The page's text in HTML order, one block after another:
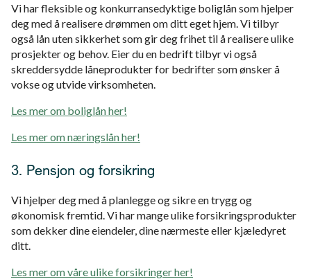
Vi har fleksible og konkurransedyktige boliglån som hjelper
deg med å realisere drømmen om ditt eget hjem. Vi tilbyr
også lån uten sikkerhet som gir deg frihet til å realisere ulike
prosjekter og behov. Eier du en bedrift tilbyr vi også
skreddersydde låneprodukter for bedrifter som ønsker å
vokse og utvide virksomheten.
Les mer om boliglån her!
Les mer om næringslån her!
3. Pensjon og forsikring
Vi hjelper deg med å planlegge og sikre en trygg og
økonomisk fremtid. Vi har mange ulike forsikringsprodukter
som dekker dine eiendeler, dine nærmeste eller kjæledyret
ditt.
Les mer om våre ulike forsikringer her!